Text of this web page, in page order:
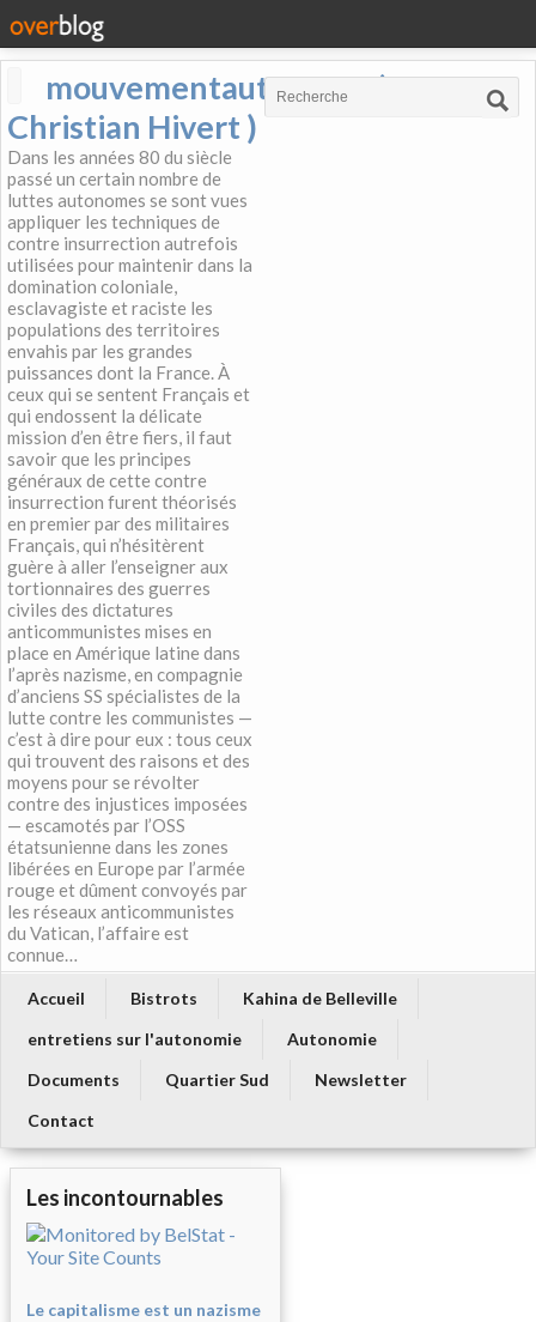
mouvementautonome (
Christian Hivert )
Dans les années 80 du siècle
passé un certain nombre de
luttes autonomes se sont vues
appliquer les techniques de
contre insurrection autrefois
utilisées pour maintenir dans la
domination coloniale,
esclavagiste et raciste les
populations des territoires
envahis par les grandes
puissances dont la France. À
ceux qui se sentent Français et
qui endossent la délicate
mission d’en être fiers, il faut
savoir que les principes
généraux de cette contre
insurrection furent théorisés
en premier par des militaires
Français, qui n’hésitèrent
guère à aller l’enseigner aux
tortionnaires des guerres
civiles des dictatures
anticommunistes mises en
place en Amérique latine dans
l’après nazisme, en compagnie
d’anciens SS spécialistes de la
lutte contre les communistes —
c’est à dire pour eux : tous ceux
qui trouvent des raisons et des
moyens pour se révolter
contre des injustices imposées
— escamotés par l’OSS
étatsunienne dans les zones
libérées en Europe par l’armée
rouge et dûment convoyés par
les réseaux anticommunistes
du Vatican, l’affaire est
connue…
Accueil Bistrots
Kahina de Belleville
entretiens sur l'autonomie
Autonomie
Documents
Quartier Sud
Newsletter
Contact
Les incontournables
Le capitalisme est un nazisme